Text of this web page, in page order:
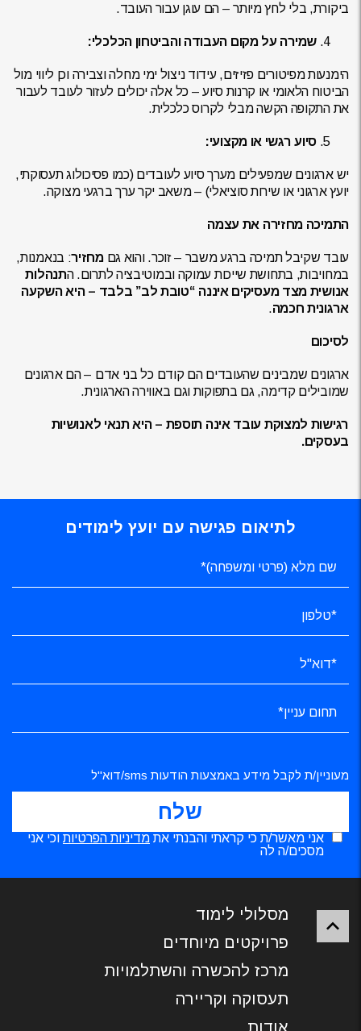
ביקורת, בלי לחץ מיותר – הם עוגן עבור העובד.
שמירה על מקום העבודה והביטחון הכלכלי:
הימנעות מפיטורים פזיזים, עידוד ניצול ימי מחלה וצבירה וכן ליווי מול
הביטוח הלאומי או קרנות סיוע – כל אלה יכולים לעזור לעובד לעבור
את התקופה הקשה מבלי לקרוס כלכלית.
סיוע רגשי או מקצועי:
יש ארגונים שמפעילים מערך סיוע לעובדים (כמו פסיכולוג תעסוקתי,
יועץ ארגוני או שירות סוציאלי) – משאב יקר ערך ברגעי מצוקה.
התמיכה מחזירה את עצמה
עובד שקיבל תמיכה ברגע משבר – זוכר. והוא גםמחזיר: בנאמנות,
במחויבות, בתחושת שייכות עמוקה ובמוטיבציה לתרום. התנהלות
אנושית מצד מעסיקים איננה “טובת לב” בלבד – היא השקעה
ארגונית חכמה.
לסיכום
ארגונים שמבינים שהעובדים הם קודם כל בני אדם – הם ארגונים
שמובילים קדימה, גם בתפוקות וגם באווירה הארגונית.
רגישות למצוקת עובד אינה תוספת – היא תנאי לאנושיות
בעסקים.
לתיאום פגישה עם יועץ לימודים
מעוניין/ת לקבל מידע באמצעות הודעות sms/דוא"ל
אני מאשר/ת כי קראתי והבנתי את מדיניות הפרטיות וכי אני
מסכים/ה לה
מסלולי לימוד
פרויקטים מיוחדים
מרכז להכשרה והשתלמויות
תעסוקה וקריירה
אודות